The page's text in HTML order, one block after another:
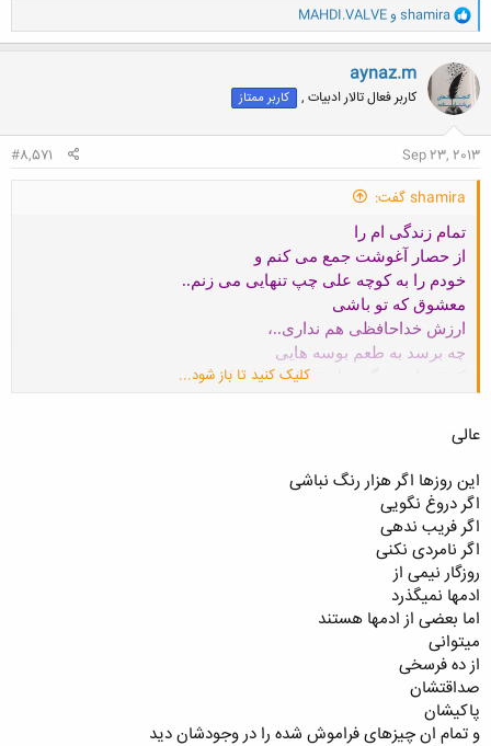
و
ا
ک
ن
ش
ه
ا
shamira وMAHDI.VALVE
aynaz.m
کاربر فعال تالار ادبیات , کاربر ممتاز
Sep 23, 2013
#8,571
shamira گفت:
تمام زندگی ام را
از حصار آغوشت جمع می کنم و
خودم را به کوچه علی چپ تنهایی می زنم..
معشوق که تو باشی
ارزش خداحافظی هم نداری..،
چه برسد به طعم بوسه هایی
که فقط خستگی هایش را مزه می کردم..
کلیک کنید تا باز شود...
عالی
این روزها اگر هزار رنگ نباشی
اگر دروغ نگویی
اگر فریب ندهی
اگر نامردی نکنی
روزگار نیمی از
ادمها نمیگذرد
اما بعضی از ادمها هستند
میتوانی
از ده فرسخی
صداقتشان
پاکیشان
و تمام ان چیزهای فراموش شده را در وجودشان دید